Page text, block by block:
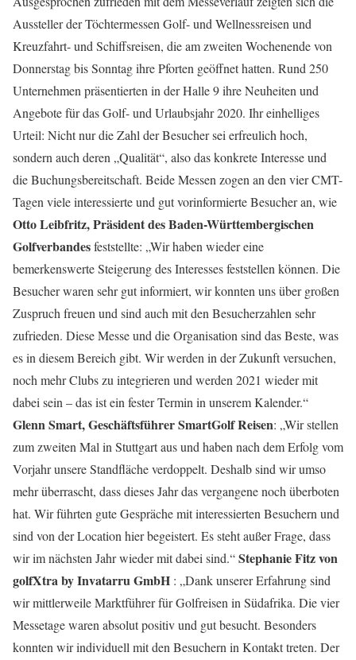
Aussteller der Töchtermessen Golf- und Wellnessreisen und
Kreuzfahrt- und Schiffsreisen, die am zweiten Wochenende von
Donnerstag bis Sonntag ihre Pforten geöffnet hatten. Rund 250
Unternehmen präsentierten in der Halle 9 ihre Neuheiten und
Angebote für das Golf- und Urlaubsjahr 2020. Ihr einhelliges
Urteil: Nicht nur die Zahl der Besucher sei erfreulich hoch,
sondern auch deren „Qualität“, also das konkrete Interesse und
die Buchungsbereitschaft. Beide Messen zogen an den vier CMT-
Tagen viele interessierte und gut vorinformierte Besucher an, wie
Otto Leibfritz, Präsident des Baden-Württembergischen
Golfverbandesfeststellte: „Wir haben wieder eine
bemerkenswerte Steigerung des Interesses feststellen können. Die
Besucher waren sehr gut informiert, wir konnten uns über großen
Zuspruch freuen und sind auch mit den Besucherzahlen sehr
zufrieden. Diese Messe und die Organisation sind das Beste, was
es in diesem Bereich gibt. Wir werden in der Zukunft versuchen,
noch mehr Clubs zu integrieren und werden 2021 wieder mit
dabei sein – das ist ein fester Termin in unserem Kalender.“
Glenn Smart, Geschäftsführer SmartGolf Reisen: „Wir stellen
zum zweiten Mal in Stuttgart aus und haben nach dem Erfolg vom
Vorjahr unsere Standfläche verdoppelt. Deshalb sind wir umso
mehr überrascht, dass dieses Jahr das vergangene noch überboten
hat. Wir führten gute Gespräche mit interessierten Besuchern und
sind von der Location hier begeistert. Es steht außer Frage, dass
wir im nächsten Jahr wieder mit dabei sind.“Stephanie Fitz von
golfXtra by Invatarru GmbH : „Dank unserer Erfahrung sind
wir mittlerweile Marktführer für Golfreisen in Südafrika. Die vier
Messetage waren absolut positiv und gut besucht. Besonders
konnten wir individuell mit den Besuchern in Kontakt treten. Der